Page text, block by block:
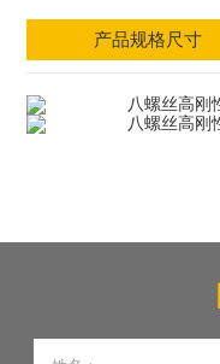
产品规格尺寸